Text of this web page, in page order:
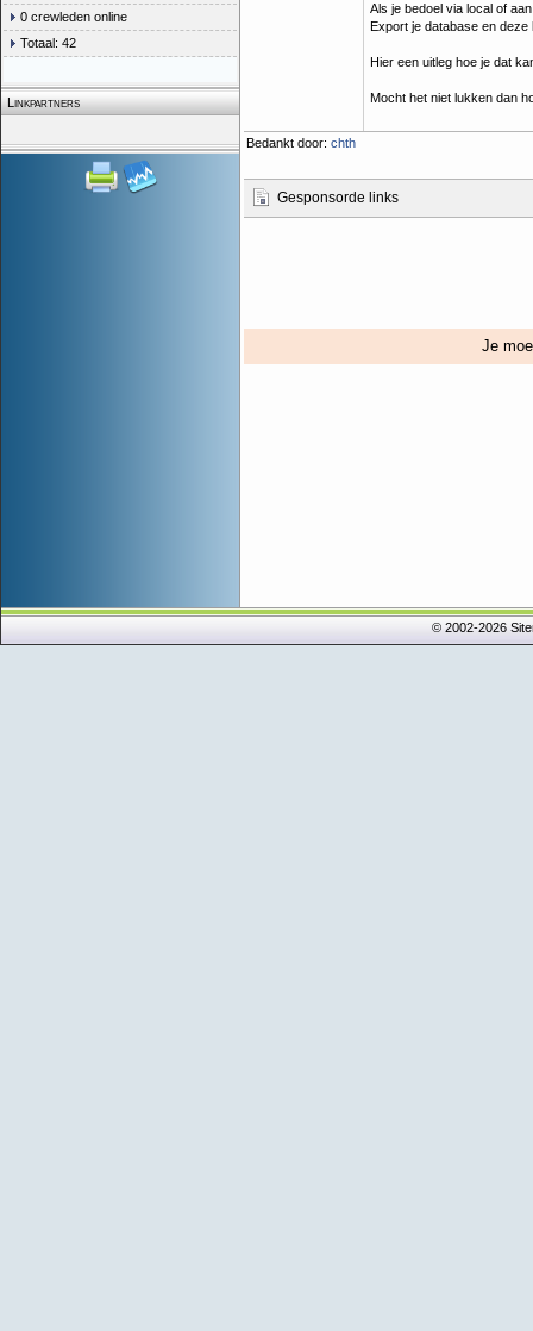
0 crewleden online
Totaal: 42
Linkpartners
Als je bedoel via local of
Export je database en deze
Hier een uitleg hoe je dat
Mocht het niet lukken dan
Bedankt door: chth
Gesponsorde links
Je
© 2002-2026